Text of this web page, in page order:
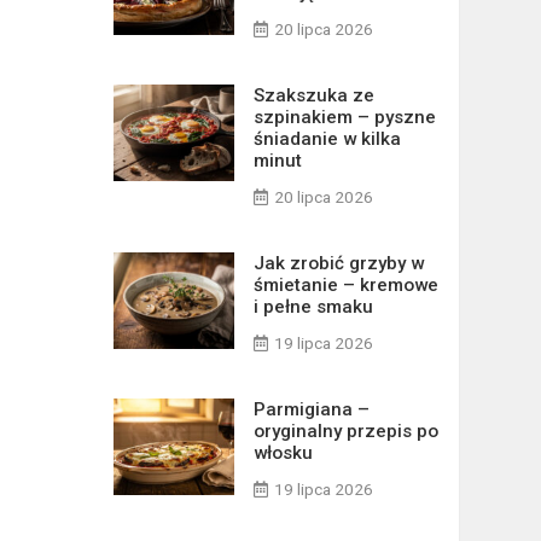
20 lipca 2026
Szakszuka ze
szpinakiem – pyszne
śniadanie w kilka
minut
20 lipca 2026
Jak zrobić grzyby w
śmietanie – kremowe
i pełne smaku
19 lipca 2026
Parmigiana –
oryginalny przepis po
włosku
19 lipca 2026